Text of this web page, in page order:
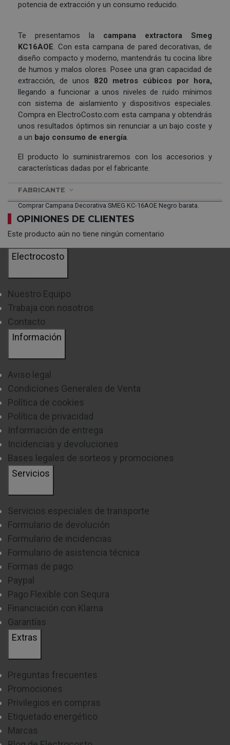
potencia de extracción y un consumo reducido.
Te presentamos la campana extractora Smeg
KC16AOE . Con esta campana de pared decorativas, de
diseño compacto y moderno, mantendrás tu cocina libre
de humos y malos olores. Posee una gran capacidad de
extracción, de unos 820 metros cúbicos por hora,
llegando a funcionar a unos niveles de ruido mínimos
con sistema de aislamiento y dispositivos especiales.
Compra en ElectroCosto.com esta campana y obtendrás
unos resultados óptimos sin renunciar a un bajo coste y
a un bajo consumo de energía
El producto lo suministraremos con los accesorios y
características dadas por el fabricante.
FABRICANTE
Comprar Campana Decorativa SMEG KC-16AOE Negro barata.
OPINIONES DE CLIENTES
Este producto aún no tiene ningún comentario
Electrocosto
Nuestro Equipo
Trabaja con nosotros
Contacto
Información
Aviso legal
Condiciones Generales de Venta
Política de cookies
Política de privacidad
Información de entrega
Incidencias y devoluciones
Bases legales de sorteos y promociones
Servicios
Servicios especiales de transporte
Formulario de devolución
Formulario de incidencias
Formulario de asistencia técnica
Formas de pago
Paypal
Pago Flexible con Sequra
Financiación con Klarna
Garantías
Extras
Preguntas frecuentes
Promociones
Privilegios en compras
Etiquetado energético
Marcas